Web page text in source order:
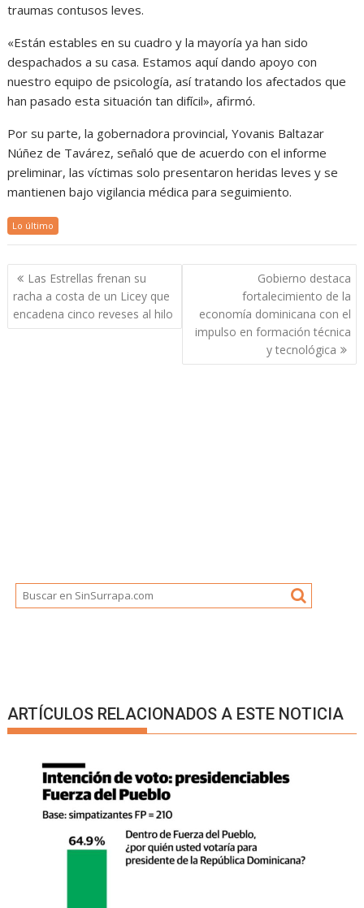
traumas contusos leves.
«Están estables en su cuadro y la mayoría ya han sido
despachados a su casa. Estamos aquí dando apoyo con
nuestro equipo de psicología, así tratando los afectados que
han pasado esta situación tan difícil», afirmó.
Por su parte, la gobernadora provincial, Yovanis Baltazar
Núñez de Tavárez, señaló que de acuerdo con el informe
preliminar, las víctimas solo presentaron heridas leves y se
mantienen bajo vigilancia médica para seguimiento.
Lo último
Navegación
de
entradas
Las Estrellas frenan su
racha a costa de un Licey que
encadena cinco reveses al hilo
Gobierno destaca
fortalecimiento de la
economía dominicana con el
impulso en formación técnica
y tecnológica
ARTÍCULOS RELACIONADOS A ESTE NOTICIA